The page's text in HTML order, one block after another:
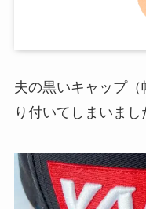
夫の黒いキャップ
り付いてしまいま